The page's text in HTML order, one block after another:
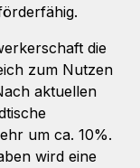
die
zum Nutzen
aktuellen
um ca. 10%.
wird eine